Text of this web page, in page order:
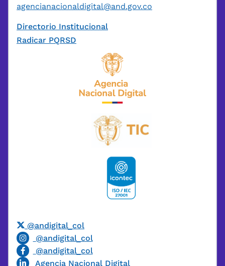
agencianacionaldigital@and.gov.co
Directorio Institucional
Radicar PQRSD
@andigital_col
@andigital_col
@andigital_col
Agencia Nacional Digital